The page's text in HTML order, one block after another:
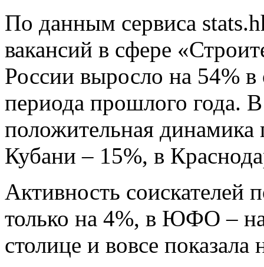
По данным сервиса
вакансий в сфере
России выросло на 54%
периода прошлого года.
положительная динамика
Кубани – 15%, в
Активность соискателей
только на 4%, в ЮФО –
столице и вовсе